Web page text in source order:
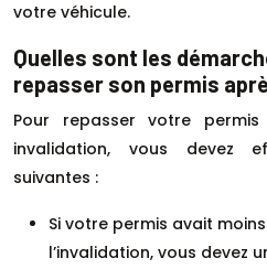
votre véhicule.
Quelles sont les
repasser son permis
Pour repasser votre
invalidation, vous devez
suivantes :
Si votre permis avait
l’invalidation, vous devez